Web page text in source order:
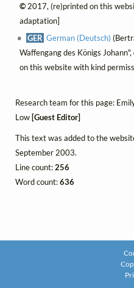
©2017, (re)printed on this
adaptation]
GER German (Deutsch)
Waffengang des Königs Johann",
on this website with kind
Research team for this page:
Low [Guest Editor]
This text was added to the
September 2003.
Line count:256
Word count:636